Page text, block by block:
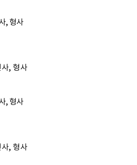
, 형사
, 형사
, 형사
, 형사